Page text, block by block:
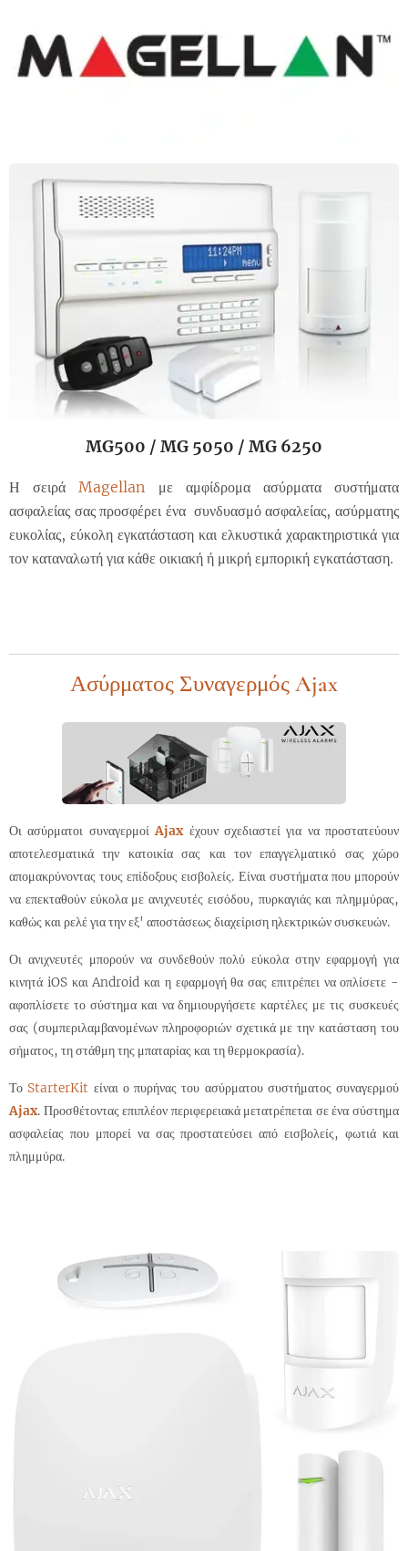
MG500 / MG 5050 / MG 6250
Η σειράMagellan με αμφίδρομα ασύρματα συστήματα
ασφαλείας σας προσφέρει ένα συνδυασμό ασφαλείας, ασύρματης
ευκολίας, εύκολη εγκατάσταση και ελκυστικά χαρακτηριστικά για
τον καταναλωτή για κάθε οικιακή ή μικρή εμπορική εγκατάσταση.
Ασύρματος Συναγερμός Ajax
Οι ασύρματοι συναγερμοί Ajaxέχουν σχεδιαστεί για να προστατεύουν
αποτελεσματικά την κατοικία σας και τον επαγγελματικό σας χώρο
απομακρύνοντας τους επίδοξους εισβολείς. Είναι συστήματα που μπορούν
να επεκταθούν εύκολα με ανιχνευτές εισόδου, πυρκαγιάς και πλημμύρας,
καθώς και ρελέ για την εξ' αποστάσεως διαχείριση ηλεκτρικών συσκευών.
Οι ανιχνευτές μπορούν να συνδεθούν πολύ εύκολα στην εφαρμογή για
κινητά iOS και Android και η εφαρμογή θα σας επιτρέπει να οπλίσετε -
αφοπλίσετε το σύστημα και να δημιουργήσετε καρτέλες με τις συσκευές
σας (συμπεριλαμβανομένων πληροφοριών σχετικά με την κατάσταση του
σήματος, τη στάθμη της μπαταρίας και τη θερμοκρασία).
Το StarterKit είναι ο πυρήνας του ασύρματου συστήματος συναγερμού
Ajax. Προσθέτοντας επιπλέον περιφερειακά μετατρέπεται σε ένα σύστημα
ασφαλείας που μπορεί να σας προστατεύσει από εισβολείς, φωτιά και
πλημμύρα.